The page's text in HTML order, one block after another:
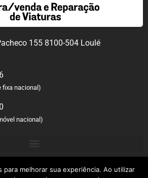
155 8100-504 Loulé
fixa nacional)
nacional)
para melhorar sua experiência. Ao utilizar